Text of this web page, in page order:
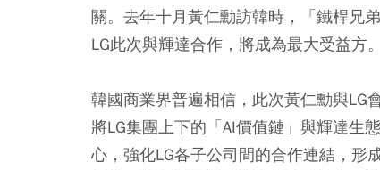
關。去年十月黃仁勳訪韓時，「鐵桿兄
LG此次與輝達合作，將成為最大受益方。
韓國商業界普遍相信，此次黃仁勳與LG
將LG集團上下的「AI價值鏈」與輝達生
心，強化LG各子公司間的合作連結，形